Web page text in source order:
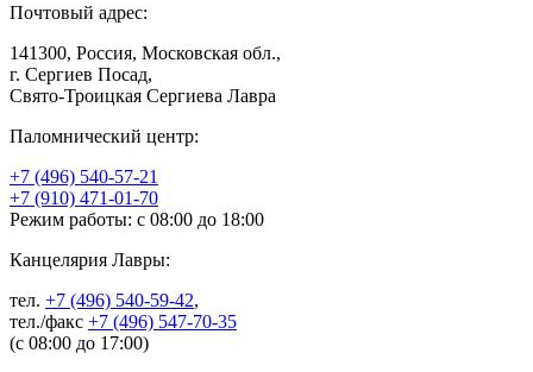
Почтовый адрес:
141300, Россия, Московская обл.,
г. Сергиев Посад,
Свято-Троицкая Сергиева Лавра
Паломнический центр:
+7 (496) 540-57-21
+7 (910) 471-01-70
Режим работы: с 08:00 до 18:00
Канцелярия Лавры:
тел. +7 (496) 540-59-42,
тел./факс +7 (496) 547-70-35
(с 08:00 до 17:00)